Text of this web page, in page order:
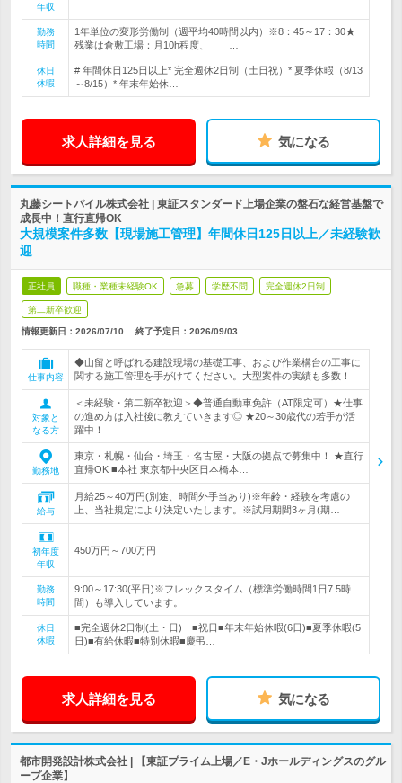
年収
勤務
時間
1年単位の変形労働制（週平均40時間以内）※8：45～17：30★
残業は倉敷工場：月10h程度、 …
休日
休暇
# 年間休日125日以上* 完全週休2日制（土日祝）* 夏季休暇（8/13
～8/15）* 年末年始休…
求人詳細を見る 気になる
丸藤シートパイル株式会社 | 東証スタンダード上場企業の盤石な経営基盤で
成長中！直行直帰OK
大規模案件多数【現場施工管理】年間休日125日以上／未経験歓
迎
正社員 職種・業種未経験OK 急募 学歴不問 完全週休2日制
第二新卒歓迎
情報更新日：2026/07/10 終了予定日： 2026/09/03
仕事内容
◆山留と呼ばれる建設現場の基礎工事、および作業構台の工事に
関する施工管理を手がけてください。大型案件の実績も多数！
対象と
なる方
＜未経験・第二新卒歓迎＞◆普通自動車免許（AT限定可）★仕事
の進め方は入社後に教えていきます◎ ★20～30歳代の若手が活
躍中！
勤務地
東京・札幌・仙台・埼玉・名古屋・大阪の拠点で募集中！ ★直行
直帰OK ■本社 東京都中央区日本橋本…
給与
月給25～40万円(別途、時間外手当あり)※年齢・経験を考慮の
上、当社規定により決定いたします。※試用期間3ヶ月(期…
初年度
年収
450万円～700万円
勤務
時間
9:00～17:30(平日)※フレックスタイム（標準労働時間1日7.5時
間）も導入しています。
休日
休暇
■完全週休2日制(土・日) ■祝日■年末年始休暇(6日)■夏季休暇(5
日)■有給休暇■特別休暇■慶弔…
求人詳細を見る 気になる
都市開発設計株式会社 | 【東証プライム上場／E・Jホールディングスのグル
ープ企業】